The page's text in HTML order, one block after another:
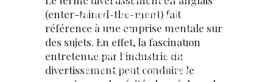
d’Hollywood et le
contrôle mental
des célébrités;
programmation
(enter-tained-the-ment) fait
référence à une emprise mentale sur
des sujets. En effet, la fascination
entretenue par l’industrie du
divertissement peut conduire le